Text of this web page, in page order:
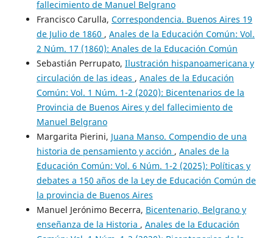
fallecimiento de Manuel Belgrano
Francisco Carulla, Correspondencia. Buenos Aires 19
de Julio de 1860 , Anales de la Educación Común: Vol.
2 Núm. 17 (1860): Anales de la Educación Común
Sebastián Perrupato, Ilustración hispanoamericana y
circulación de las ideas , Anales de la Educación
Común: Vol. 1 Núm. 1-2 (2020): Bicentenarios de la
Provincia de Buenos Aires y del fallecimiento de
Manuel Belgrano
Margarita Pierini, Juana Manso. Compendio de una
historia de pensamiento y acción , Anales de la
Educación Común: Vol. 6 Núm. 1-2 (2025): Políticas y
debates a 150 años de la Ley de Educación Común de
la provincia de Buenos Aires
Manuel Jerónimo Becerra, Bicentenario, Belgrano y
enseñanza de la Historia , Anales de la Educación